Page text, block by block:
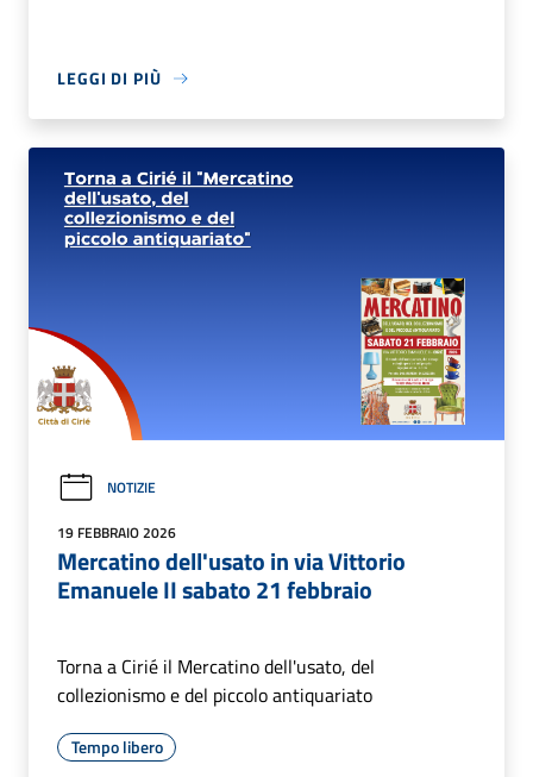
LEGGI DI PIÙ
NOTIZIE
19 FEBBRAIO 2026
Mercatino dell'usato in via Vittorio
Emanuele II sabato 21 febbraio
Torna a Cirié il Mercatino dell'usato, del
collezionismo e del piccolo antiquariato
Tempo libero